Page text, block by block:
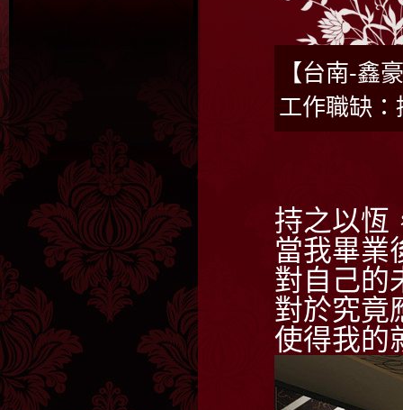
【台南-鑫
工作職缺
持之以恆
當我畢業
對自己的
對於究竟
使得我的